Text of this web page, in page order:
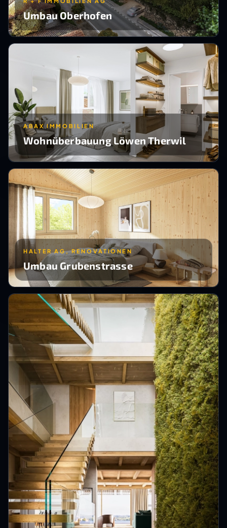
Umbau Oberhofen
ABAX IMMOBILIEN
Wohnüberbauung Löwen Therwil
HALTER AG, RENOVATIONEN
Umbau Grubenstrasse